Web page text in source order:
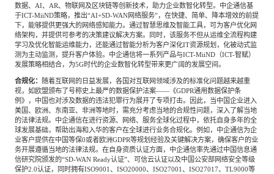
数据、AI、AR、物联网及区块链等创新技术，助力企业数智化转型。中企通信基
于ICT-MiiND策略，推出“AI+SD-WAN网络服务”，在快捷、简单、降本增效的前提
下，能够提供更强大的网络感知能力。通过智慧思维及智能工具，可为客户优化网
络架构，并提供可参考的决策建议解决方案。同时，该服务不但从运维全流程构建
学习及优化智能运维能力，还能通过智能分析为客户深化IT资源规划，化被动式监
测为主动监测，提升客户体验。中企通信将一系列产品与ICT-MiiND（ICT-智赋）
发展策略相结合，为5G时代的企业数智化转型带来更广阔的发展空间。
合规化：
随着互联网的日益发展，各国对互联网领域涉及的标准化问题越来越重
视，如欧盟颁布了号称史上最严的数据保护法案——《GDPR通用数据保护条
例》，中国也对涉及数据的违法犯罪行为展开了专项打击。因此，当中国企业进入
美国、欧洲、东南亚、非洲等地时，需充分考虑当地的合规性问题，深入了解当地
的法律法规。中企通信在进行资源、网络、服务全球化过程中，依托自身多年的全
球发展基础，帮助出海和入华的客户在全球进行业务合规化。例如，中企通信为企
业客户提供在中国等保0或者欧洲GDPR等规划经验及关键解决方案，确保客户的业
务开展遵循当地的法律法规。在自身资质认证方面，中企通信率先通过中国信息通
信研究院颁发的“SD-WAN Ready认证”、可信云认证以及中国公安部网络安全等级
保护2.0认证，同时拥有ISO9001、ISO20000、ISO27001、ISO27017、TL9000等